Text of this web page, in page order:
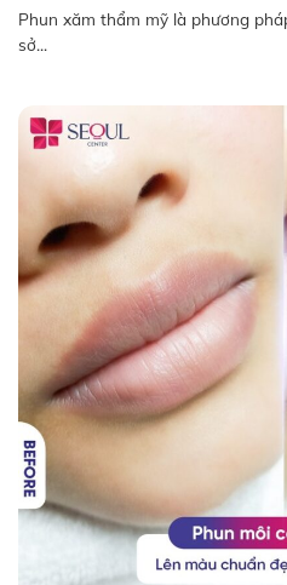
Phun xăm thẩm mỹ là phương
sở...